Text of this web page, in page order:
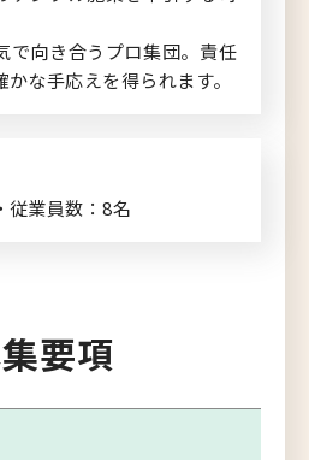
で向き合うプロ集団。責任
な手応えを得られます。
業員数：8名
要項